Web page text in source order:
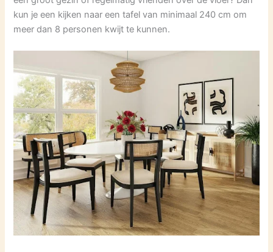
kun je een kijken naar een tafel van minimaal 240 cm om
meer dan 8 personen kwijt te kunnen.